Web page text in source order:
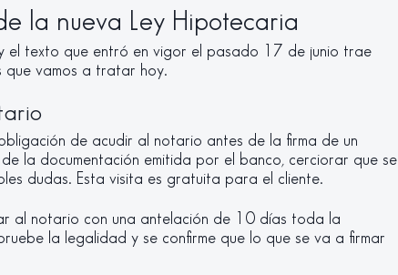
la nueva Ley Hipotecaria
el texto que entró en vigor el pasado 17 de junio trae
que vamos a tratar hoy.
de acudir al notario antes de la firma de un
la documentación emitida por el banco, cerciorar que se
dudas. Esta visita es gratuita para el cliente.
al notario con una antelación de 10 días toda la
la legalidad y se confirme que lo que se va a firmar